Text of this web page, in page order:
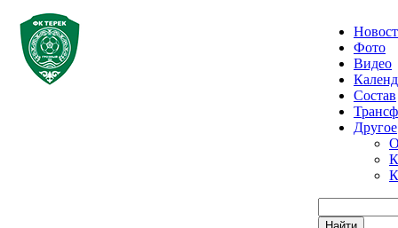
Фото
Видео
Состав
Другое